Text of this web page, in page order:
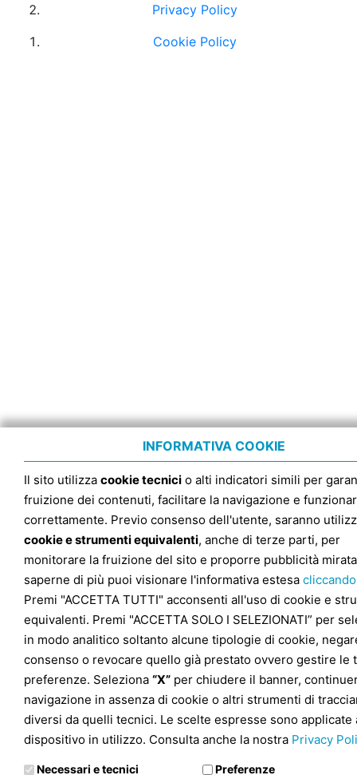
Privacy Policy
Cookie Policy
INFORMATIVA COOKIE
Il sito utilizza cookie tecnici o alti indicatori simili per
fruizione dei contenuti, facilitare la navigazione e
correttamente. Previo consenso dell'utente, saranno
cookie e strumenti equivalenti, anche di terze parti, per
monitorare la fruizione del sito e proporre pubblicità
saperne di più puoi visionare l'informativa estesa
Premi "ACCETTA TUTTI" acconsenti all'uso di cookie e
equivalenti. Premi "ACCETTA SOLO I SELEZIONATI” per
in modo analitico soltanto alcune tipologie di cookie,
consenso o revocare quello già prestato ovvero gestire le
preferenze. Seleziona “X” per chiudere il banner,
navigazione in assenza di cookie o altri strumenti di
diversi da quelli tecnici. Le scelte espresse sono applicate
dispositivo in utilizzo. Consulta anche la nostra Privacy
Necessari e tecnici Preferenze